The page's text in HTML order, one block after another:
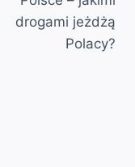
drogami jeżdżą
Polacy?